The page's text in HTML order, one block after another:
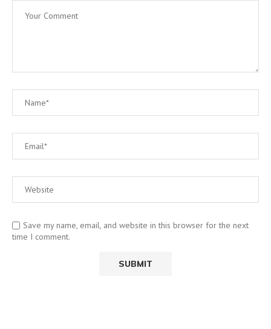
Save my name, email, and website in this browser for the next
time I comment.